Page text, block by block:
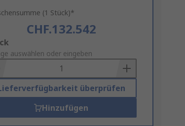
(1 Stück)*
CHF.132.542
auswählen oder eingeben
überprüfen
Hinzufügen